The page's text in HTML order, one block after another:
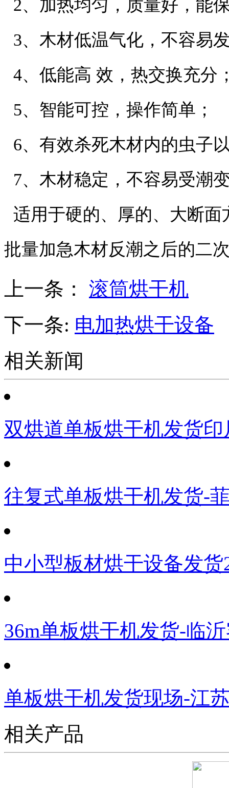
2、加热均匀，质量好，能
3、木材低温气化，不容易
4、低能高 效，热交换充分
5、智能可控，操作简单；
6、有效杀死木材内的虫子
7、木材稳定，不容易受潮
适用于硬的、厚的、大断
批量加急木材反潮之后的二
上一条： 滚筒烘干机
下一条: 电加热烘干设备
相关新闻
双烘道单板烘干机发货印
往复式单板烘干机发货-
中小型板材烘干设备发货
36m单板烘干机发货-临
单板烘干机发货现场-江
相关产品